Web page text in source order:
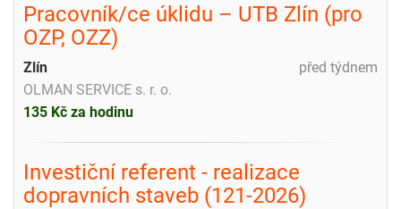
Pracovník/ce úklidu – UTB Zlín (pro
OZP, OZZ)
před týdnem
Zlín
OLMAN SERVICE s. r. o.
135 Kč za hodinu
Investiční referent - realizace
dopravních staveb (121-2026)